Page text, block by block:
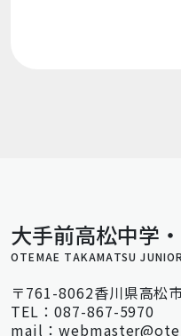
大手前高松中学
OTEMAE TAKAMATSU
〒761-8062香川県高松
TEL：087-867-5970
mail：